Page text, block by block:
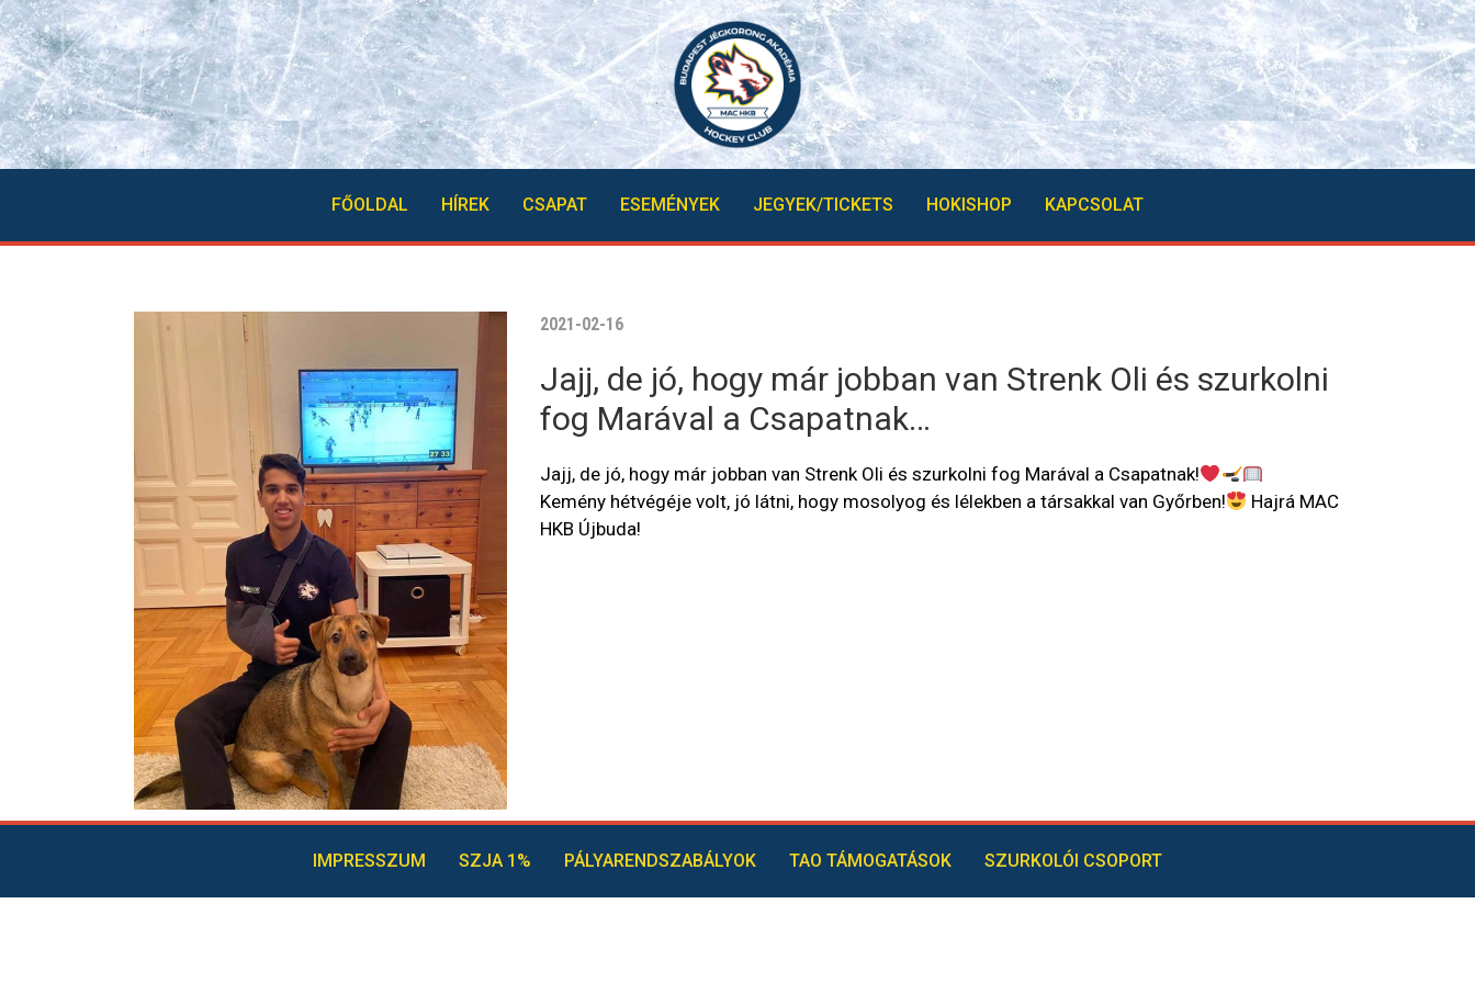
FŐOLDAL HÍREK CSAPAT ESEMÉNYEK JEGYEK/TICKETS HOKISHOP KAPCSOLAT
2021-02-16
Jajj, de jó, hogy már jobban van Strenk Oli és szurkolni
fog Marával a Csapatnak…
Jajj, de jó, hogy már jobban van Strenk Oli és szurkolni fog Marával a Csapatnak!
Kemény hétvégéje volt, jó látni, hogy mosolyog és lélekben a társakkal van Győrben!
Hajrá MAC
HKB Újbuda!
IMPRESSZUM SZJA 1% PÁLYARENDSZABÁLYOK TAO TÁMOGATÁSOK SZURKOLÓI CSOPORT